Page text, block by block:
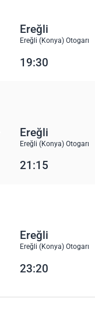
Ereğli
Ereğli (Konya) Otogarı
19:30
Ereğli
Ereğli (Konya) Otogarı
21:15
Ereğli
Ereğli (Konya) Otogarı
23:20